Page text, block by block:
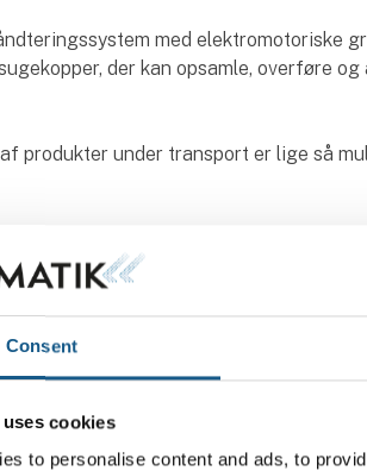
Consent
cookies
to personalise content and ads, to
med elektromotoriske
der kan opsamle, overføre
produkter under transport er lige så
muliggør for eksempel unik
og procesovervågning på